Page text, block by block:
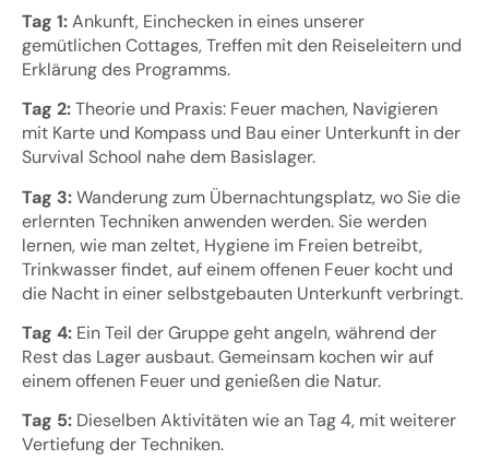
Tag 1:Ankunft, Einchecken in eines unserer
gemütlichen Cottages, Treffen mit den Reiseleitern und
Erklärung des Programms.
Tag 2:Theorie und Praxis: Feuer machen, Navigieren
mit Karte und Kompass und Bau einer Unterkunft in der
Survival School nahe dem Basislager.
Tag 3:Wanderung zum Übernachtungsplatz, wo Sie die
erlernten Techniken anwenden werden. Sie werden
lernen, wie man zeltet, Hygiene im Freien betreibt,
Trinkwasser findet, auf einem offenen Feuer kocht und
die Nacht in einer selbstgebauten Unterkunft verbringt.
Tag 4: Ein Teil der Gruppe geht angeln, während der
Rest das Lager ausbaut. Gemeinsam kochen wir auf
einem offenen Feuer und genießen die Natur.
Tag 5: Dieselben Aktivitäten wie an Tag 4, mit weiterer
Vertiefung der Techniken.